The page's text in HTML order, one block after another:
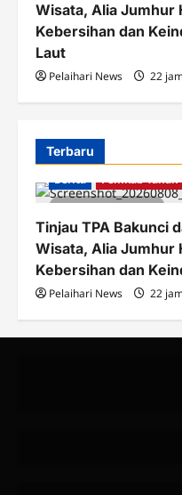
Wisata, Alia Jumhur
Kebersihan dan
Laut
Pelaihari News 22
Terbaru
2 minutes read
Berita Pemkab
Tinjau TPA Bakunci
Wisata, Alia Jumhur
Kebersihan dan
Pelaihari News 22